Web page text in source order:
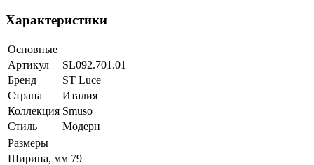
Характеристики
Основные
Артикул
SL092.701.01
Бренд
ST Luce
Страна
Италия
Коллекция Smuso
Стиль
Модерн
Размеры
Ширина, мм 79